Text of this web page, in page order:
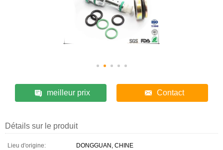
meilleur prix Contact
Détails sur le produit
Lieu d'origine:
DONGGUAN, CHINE